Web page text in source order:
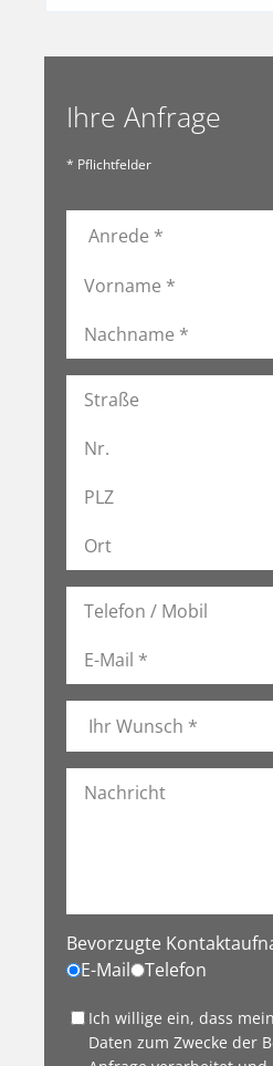
Ihre Anfrage
* Pflichtfelder
Bevorzugte
E-Mail
Telefon
Ich willige ein, dass
Daten zum Zwecke der